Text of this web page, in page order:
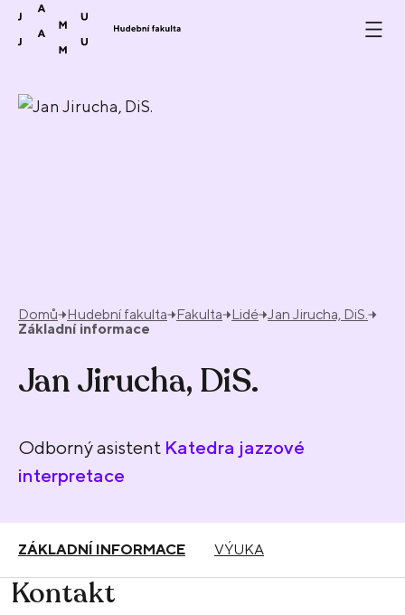
Přeskočit na obsah
Domů Hudební fakulta Fakulta Lidé Jan Jirucha, DiS.
Základní informace
Jan Jirucha, DiS.
Odborný asistent Katedra jazzové
interpretace
ZÁKLADNÍ INFORMACE VÝUKA
Kontakt